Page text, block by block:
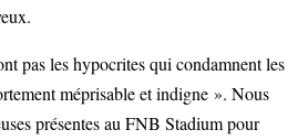
pas les hypocrites qui condamnent les
méprisable et indigne ». Nous
présentes au FNB Stadium pour